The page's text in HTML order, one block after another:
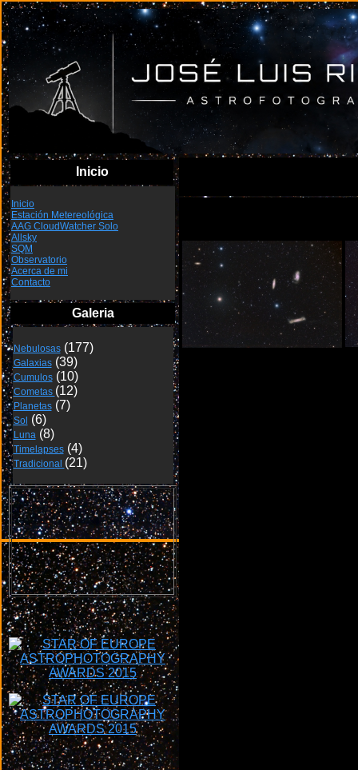
Inicio
Inicio
Estación Metereológica
AAG CloudWatcher Solo
Allsky
SQM
Observatorio
Acerca de mi
Contacto
Galeria
Nebulosas (177)
Galaxias (39)
Cumulos (10)
Cometas (12)
Planetas (7)
Sol (6)
Luna (8)
Timelapses (4)
Tradicional (21)